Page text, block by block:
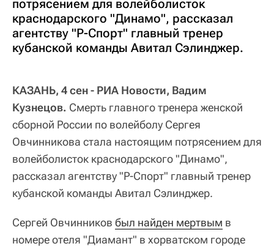
потрясением для волейболисток
краснодарского "Динамо", рассказал
агентству "Р-Спорт" главный тренер
кубанской команды Авитал Сэлинджер.
КАЗАНЬ, 4 сен - РИА Новости, Вадим
Кузнецов. Смерть главного тренера женской
сборной России по волейболу Сергея
Овчинникова стала настоящим потрясением для
волейболисток краснодарского "Динамо",
рассказал агентству "Р-Спорт" главный тренер
кубанской команды Авитал Сэлинджер.
Сергей Овчинников был найден мертвым в
номере отеля "Диамант" в хорватском городе